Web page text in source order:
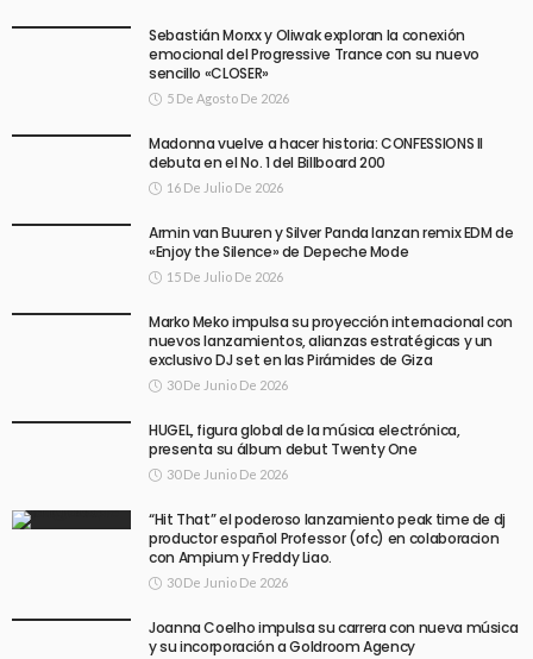
Sebastián Morxx y Oliwak exploran la conexión
emocional del Progressive Trance con su nuevo
sencillo «CLOSER»
5 De Agosto De 2026
Madonna vuelve a hacer historia: CONFESSIONS II
debuta en el No. 1 del Billboard 200
16 De Julio De 2026
Armin van Buuren y Silver Panda lanzan remix EDM de
«Enjoy the Silence» de Depeche Mode
15 De Julio De 2026
Marko Meko impulsa su proyección internacional con
nuevos lanzamientos, alianzas estratégicas y un
exclusivo DJ set en las Pirámides de Giza
30 De Junio De 2026
HUGEL, figura global de la música electrónica,
presenta su álbum debut Twenty One
30 De Junio De 2026
“Hit That” el poderoso lanzamiento peak time de dj
productor español Professor (ofc) en colaboracion
con Ampium y Freddy Liao.
30 De Junio De 2026
Joanna Coelho impulsa su carrera con nueva música
y su incorporación a Goldroom Agency